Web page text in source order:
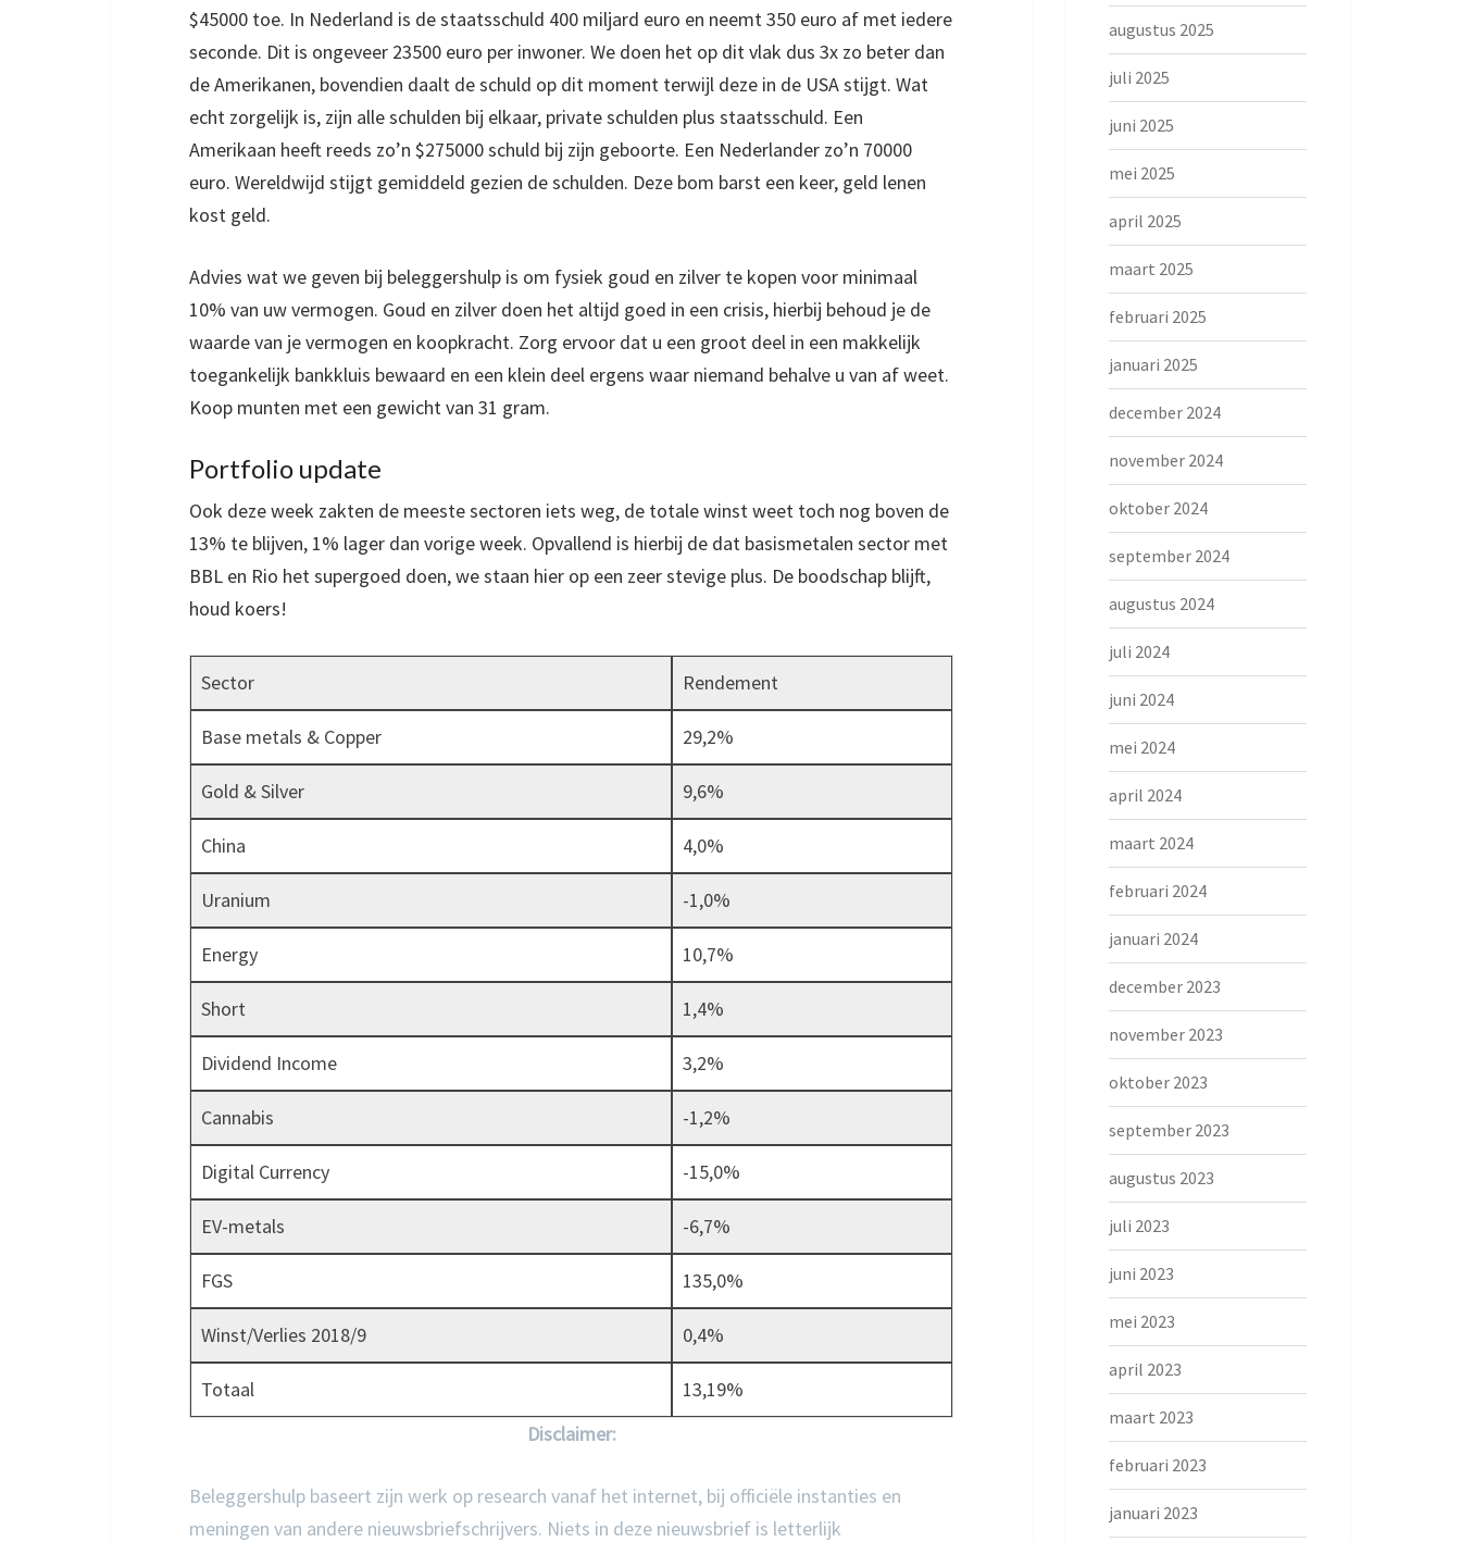
$45000 toe. In Nederland is de staatsschuld 400 miljard euro en neemt 350 euro af met iedere
seconde. Dit is ongeveer 23500 euro per inwoner. We doen het op dit vlak dus 3x zo beter dan
de Amerikanen, bovendien daalt de schuld op dit moment terwijl deze in de USA stijgt. Wat
echt zorgelijk is, zijn alle schulden bij elkaar, private schulden plus staatsschuld. Een
Amerikaan heeft reeds zo’n $275000 schuld bij zijn geboorte. Een Nederlander zo’n 70000
euro. Wereldwijd stijgt gemiddeld gezien de schulden. Deze bom barst een keer, geld lenen
kost geld.
Advies wat we geven bij beleggershulp is om fysiek goud en zilver te kopen voor minimaal
10% van uw vermogen. Goud en zilver doen het altijd goed in een crisis, hierbij behoud je de
waarde van je vermogen en koopkracht. Zorg ervoor dat u een groot deel in een makkelijk
toegankelijk bankkluis bewaard en een klein deel ergens waar niemand behalve u van af weet.
Koop munten met een gewicht van 31 gram.
Portfolio update
Ook deze week zakten de meeste sectoren iets weg, de totale winst weet toch nog boven de
13% te blijven, 1% lager dan vorige week. Opvallend is hierbij de dat basismetalen sector met
BBL en Rio het supergoed doen, we staan hier op een zeer stevige plus. De boodschap blijft,
houd koers!
Sector Rendement
Base metals & Copper 29,2%
Gold & Silver 9,6%
China 4,0%
Uranium -1,0%
Energy 10,7%
Short 1,4%
Dividend Income 3,2%
Cannabis -1,2%
Digital Currency -15,0%
EV-metals -6,7%
FGS 135,0%
Winst/Verlies 2018/9 0,4%
Totaal
13,19%
Disclaimer:
Beleggershulp baseert zijn werk op research vanaf het internet, bij officiële instanties en
meningen van andere nieuwsbriefschrijvers. Niets in deze nieuwsbrief is letterlijk
augustus 2025
juli 2025
juni 2025
mei 2025
april 2025
maart 2025
februari 2025
januari 2025
december 2024
november 2024
oktober 2024
september 2024
augustus 2024
juli 2024
juni 2024
mei 2024
april 2024
maart 2024
februari 2024
januari 2024
december 2023
november 2023
oktober 2023
september 2023
augustus 2023
juli 2023
juni 2023
mei 2023
april 2023
maart 2023
februari 2023
januari 2023